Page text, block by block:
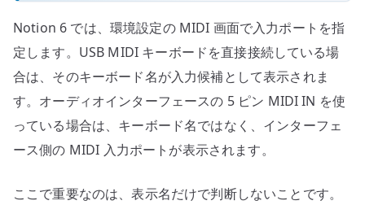
Notion 6 では、環境設定の MIDI 画面で入力ポートを指
定します。USB MIDI キーボードを直接接続している場
合は、そのキーボード名が入力候補として表示されま
す。オーディオインターフェースの 5 ピン MIDI IN を使
っている場合は、キーボード名ではなく、インターフェ
ース側の MIDI 入力ポートが表示されます。
ここで重要なのは、表示名だけで判断しないことです。